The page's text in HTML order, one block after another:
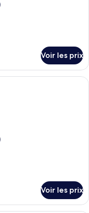
Voir les prix
sous tente
Voir les prix